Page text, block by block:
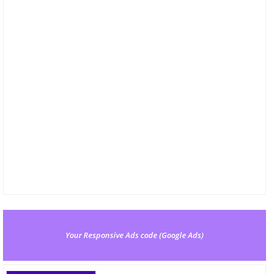
Your Responsive Ads code (Google Ads)